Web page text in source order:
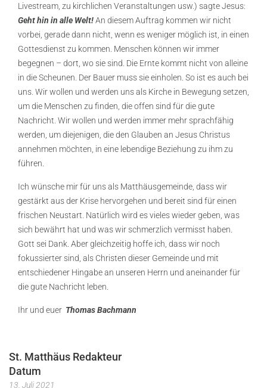
Livestream, zu kirchlichen Veranstaltungen usw.) sagte Jesus:
Geht hin in alle Welt!An diesem Auftrag kommen wir nicht
vorbei, gerade dann nicht, wenn es weniger möglich ist, in einen
Gottesdienst zu kommen. Menschen können wir immer
begegnen – dort, wo sie sind. Die Ernte kommt nicht von alleine
in die Scheunen. Der Bauer muss sie einholen. So ist es auch bei
uns. Wir wollen und werden uns als Kirche in Bewegung setzen,
um die Menschen zu finden, die offen sind für die gute
Nachricht. Wir wollen und werden immer mehr sprachfähig
werden, um diejenigen, die den Glauben an Jesus Christus
annehmen möchten, in eine lebendige Beziehung zu ihm zu
führen.
Ich wünsche mir für uns als Matthäusgemeinde, dass wir
gestärkt aus der Krise hervorgehen und bereit sind für einen
frischen Neustart. Natürlich wird es vieles wieder geben, was
sich bewährt hat und was wir schmerzlich vermisst haben.
Gott sei Dank. Aber gleichzeitig hoffe ich, dass wir noch
fokussierter sind, als Christen dieser Gemeinde und mit
entschiedener Hingabe an unseren Herrn und aneinander für
die gute Nachricht leben.
Ihr und euer Thomas Bachmann
St. Matthäus Redakteur
Datum
13. Juli 2021